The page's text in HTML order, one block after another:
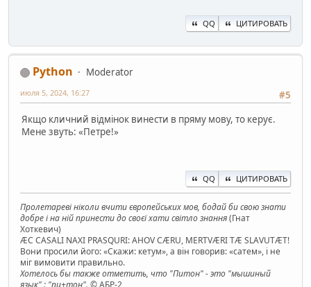
QQ ЦИТИРОВАТЬ
Python
Moderator
#5
июля 5, 2024, 16:27
Якщо кличний відмінок винести в пряму мову, то керує.
Мене звуть: «Петре!»
QQ ЦИТИРОВАТЬ
Пролетареві ніколи вчити європейських мов, бодай би свою знати
добре і на ній принести до своєї хати світло знання(Гнат
Хоткевич)
ÆC CASALI NAXI PRASQURI: AHOV CÆRU, MERTVÆRI TÆ SLAVUTÆT!
Вони просили його: «Скажи: кетум», а він говорив: «сатем», і не
міг вимовити правильно.
Хотелось бы также отметить, что "Питон" - это "мышиный